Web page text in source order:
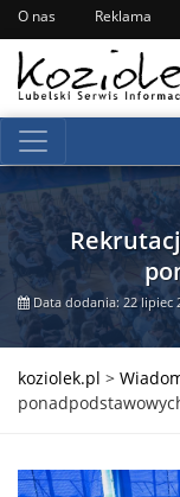
O nas Reklama
Data dodania: 22 lipiec
koziolek.pl >